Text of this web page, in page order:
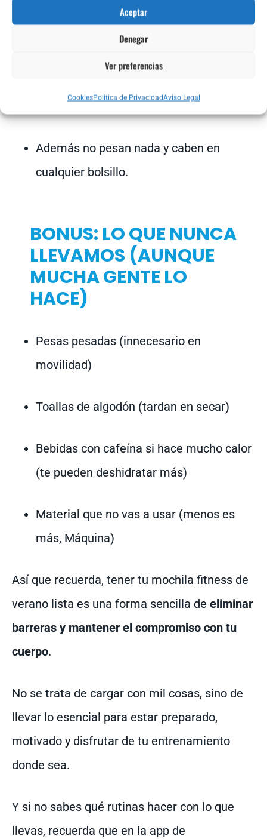
Aceptar
Denegar
Ver preferencias
CookiesPolitica de PrivacidadAviso Legal
abdomen.
Además no pesan nada y caben en
cualquier bolsillo.
BONUS: LO QUE NUNCA
LLEVAMOS (AUNQUE
MUCHA GENTE LO
HACE)
Pesas pesadas (innecesario en
movilidad)
Toallas de algodón (tardan en secar)
Bebidas con cafeína si hace mucho calor
(te pueden deshidratar más)
Material que no vas a usar (menos es
más, Máquina)
Así que recuerda, tener tu mochila fitness de
verano lista es una forma sencilla de eliminar
barreras y mantener el compromiso con tu
cuerpo.
No se trata de cargar con mil cosas, sino de
llevar lo esencial para estar preparado,
motivado y disfrutar de tu entrenamiento
donde sea.
Y si no sabes qué rutinas hacer con lo que
llevas, recuerda que en la app de